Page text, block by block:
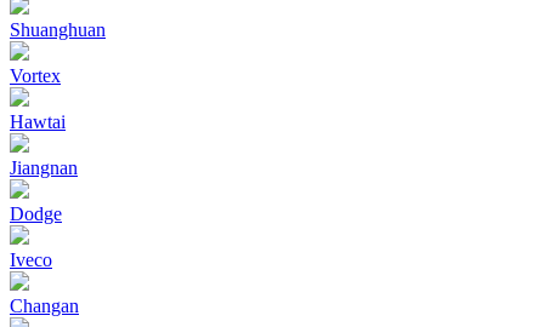
Shuanghuan
Vortex
Hawtai
Jiangnan
Dodge
Iveco
Changan